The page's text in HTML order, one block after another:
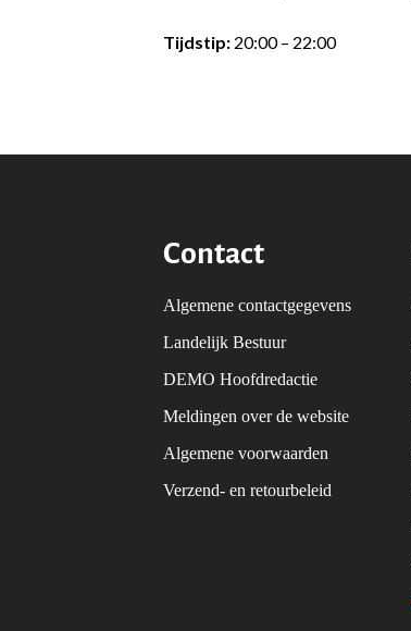
Tijdstip:20:00 – 22:00
Contact
Algemene contactgegevens
Landelijk Bestuur
DEMO Hoofdredactie
Meldingen over de website
Algemene voorwaarden
Verzend- en retourbeleid